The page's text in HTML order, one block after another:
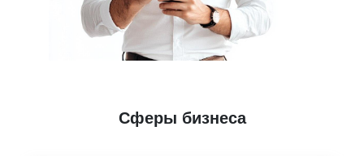
Сферы бизнеса